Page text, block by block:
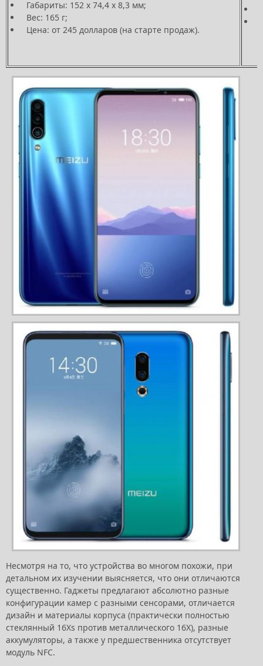
Габариты: 152 x 74,4 x 8,3 мм;
Вес: 165 г;
Цена: от 245 долларов (на старте продаж).
Несмотря на то, что устройства во многом похожи, при
детальном их изучении выясняется, что они отличаются
существенно. Гаджеты предлагают абсолютно разные
конфигурации камер с разными сенсорами, отличается
дизайн и материалы корпуса (практически полностью
стеклянный 16Xs против металлического 16X), разные
аккумуляторы, а также у предшественника отсутствует
модуль NFC.